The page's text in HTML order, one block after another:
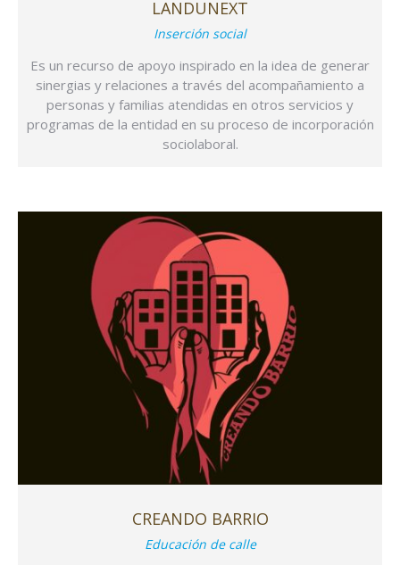
LANDUNEXT
Inserción social
Es un recurso de apoyo inspirado en la idea de generar
sinergias y relaciones a través del acompañamiento a
personas y familias atendidas en otros servicios y
programas de la entidad en su proceso de incorporación
sociolaboral.
CREANDO BARRIO
Educación de calle